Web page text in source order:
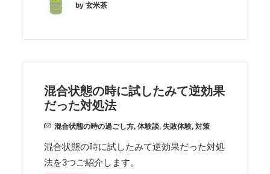
by 玄米茶
混合状態の時に試したみて逆効果
だった対処法
混合状態の時の過ごし方, 体験談, 失敗体験, 対策
混合状態の時に試したみて逆効果だった対処
法を3つご紹介します。